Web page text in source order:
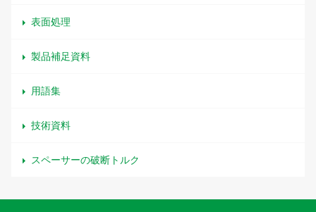
表面処理
製品補足資料
用語集
技術資料
スペーサーの破断トルク